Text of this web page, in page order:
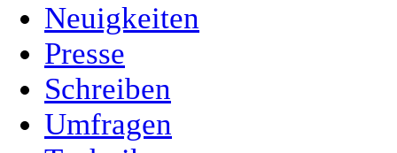
Neuigkeiten
Presse
Schreiben
Umfragen